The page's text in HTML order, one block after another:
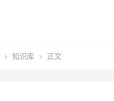
 知识库  正文